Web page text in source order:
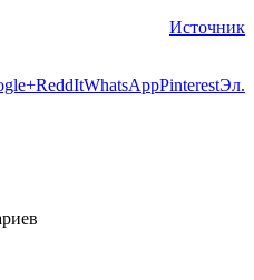
Источник
ReddItWhatsAppPinterestЭл.